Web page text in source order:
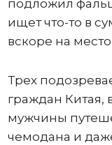
подложил
ищет что-то в
вскоре на
Трех
граждан Китая,
мужчины
чемодана и